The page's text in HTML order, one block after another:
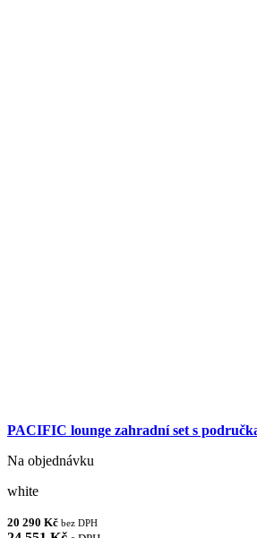
PACIFIC lounge zahradní set s
Na objednávku
white
20 290 Kč bez DPH